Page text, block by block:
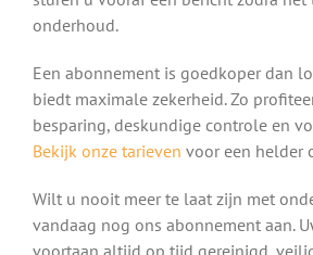
onderhoud.
Een abonnement is goedkoper dan
biedt maximale zekerheid. Zo
besparing, deskundige controle en
Bekijk onze tarieven voor een helder
Wilt u nooit meer te laat zijn met
vandaag nog ons abonnement aan.
voortaan altijd op tijd gereinigd,